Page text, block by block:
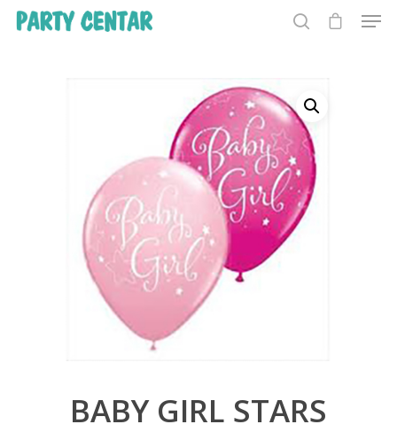
Hit enter to search or ESC to close
BABY GIRL STARS